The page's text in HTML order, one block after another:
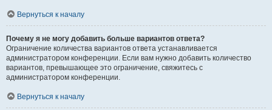
Вернуться к началу
Почему я не могу добавить больше вариантов ответа?
Ограничение количества вариантов ответа устанавливается
администратором конференции. Если вам нужно добавить количество
вариантов, превышающее это ограничение, свяжитесь с
администратором конференции.
Вернуться к началу